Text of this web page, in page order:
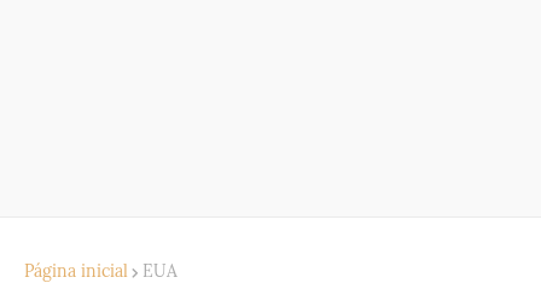
Página inicial EUA